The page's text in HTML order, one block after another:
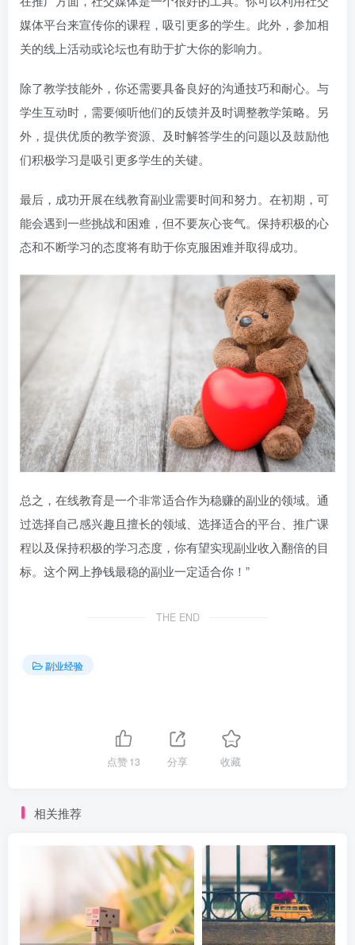
媒体平台来宣传你的课程，吸引更多的学生。此外，参加相
关的线上活动或论坛也有助于扩大你的影响力。
除了教学技能外，你还需要具备良好的沟通技巧和耐心。与
学生互动时，需要倾听他们的反馈并及时调整教学策略。另
外，提供优质的教学资源、及时解答学生的问题以及鼓励他
们积极学习是吸引更多学生的关键。
最后，成功开展在线教育副业需要时间和努力。在初期，可
能会遇到一些挑战和困难，但不要灰心丧气。保持积极的心
态和不断学习的态度将有助于你克服困难并取得成功。
总之，在线教育是一个非常适合作为稳赚的副业的领域。通
过选择自己感兴趣且擅长的领域、选择适合的平台、推广课
程以及保持积极的学习态度，你有望实现副业收入翻倍的目
标。这个网上挣钱最稳的副业一定适合你！”
THE END
副业经验
点赞13 分享 收藏
相关推荐